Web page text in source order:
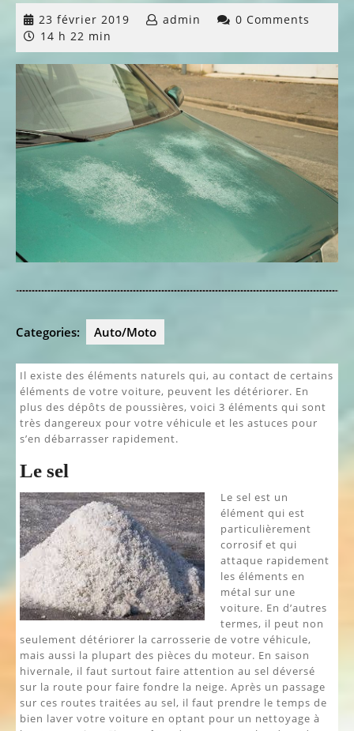
23 février 2019
2019
admin
0 Comments
14 h 22 min
Categories: Auto/Moto
Il existe des éléments naturels qui, au contact de certains
éléments de votre voiture, peuvent les détériorer. En
plus des dépôts de poussières, voici 3 éléments qui sont
très dangereux pour votre véhicule et les astuces pour
s’en débarrasser rapidement.
Le sel
Le sel est un
élément qui est
particulièrement
corrosif et qui
attaque rapidement
les éléments en
métal sur une
voiture. En d’autres
termes, il peut non
seulement détériorer la carrosserie de votre véhicule,
mais aussi la plupart des pièces du moteur. En saison
hivernale, il faut surtout faire attention au sel déversé
sur la route pour faire fondre la neige. Après un passage
sur ces routes traitées au sel, il faut prendre le temps de
bien laver votre voiture en optant pour un nettoyage à